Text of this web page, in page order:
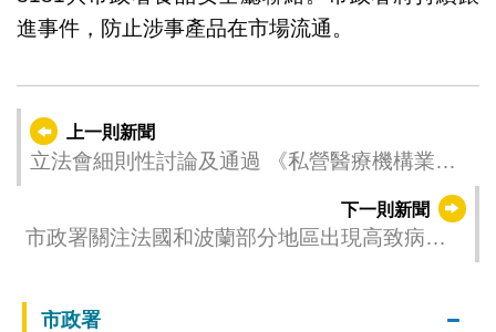
進事件，防止涉事產品在市場流通。
上一則新聞
立法會細則性討論及通過 《私營醫療機構業務
下一則新聞
市政署關注法國和波蘭部分地區出現高致病性
市政署